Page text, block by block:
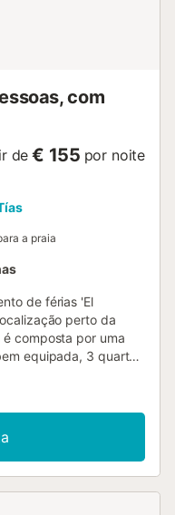
com
de € 155 por noite
a praia
de férias 'El
perto da
composta por uma
equipada, 3 quartos
Wi-Fi (adequado para
de lavar roupa, bem
cadeira alta também
acomodação é a sua
de jardim, um terraço